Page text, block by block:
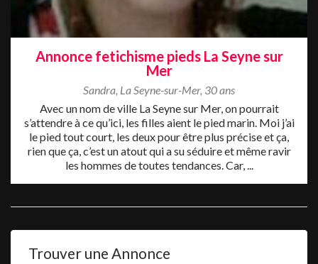
Annonce fetichisme pieds La Seyne sur
Mer
Sandra La Seyne-sur-Mer, 30 ans
Avec un nom de ville La Seyne sur Mer, on pourrait
s’attendre à ce qu’ici, les filles aient le pied marin. Moi j’ai
le pied tout court, les deux pour être plus précise et ça,
rien que ça, c’est un atout qui a su séduire et même ravir
les hommes de toutes tendances. Car, ...
Trouver une Annonce